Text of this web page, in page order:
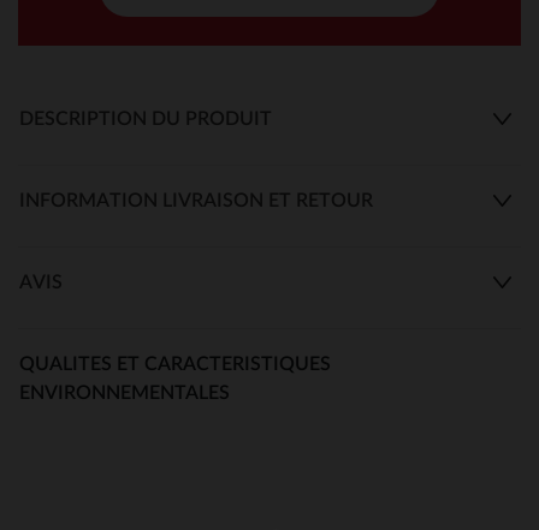
DESCRIPTION DU PRODUIT
INFORMATION LIVRAISON ET RETOUR
AVIS
QUALITES ET CARACTERISTIQUES
ENVIRONNEMENTALES